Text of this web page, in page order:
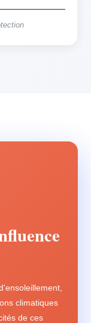
climatiques
de ces